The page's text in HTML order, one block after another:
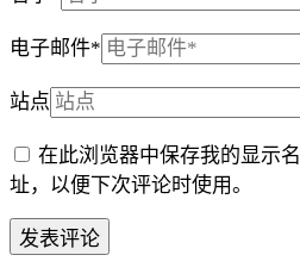
电子邮件*
站点
在此浏览器中保存我的显示
址，以便下次评论时使用。